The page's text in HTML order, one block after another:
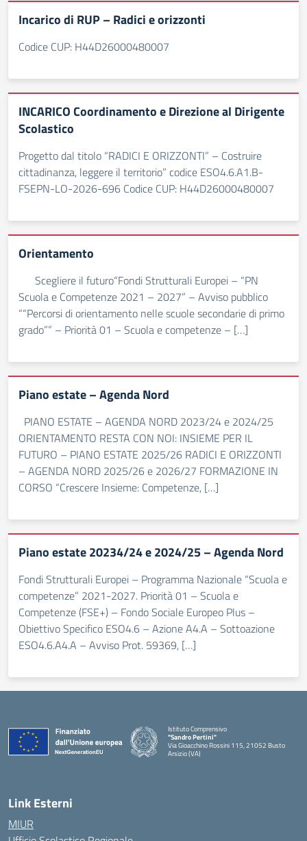
Incarico di RUP – Radici e orizzonti
Codice CUP: H44D26000480007
INCARICO Coordinamento e Direzione al Dirigente
Scolastico
Progetto dal titolo “RADICI E ORIZZONTI” – Costruire
cittadinanza, leggere il territorio” codice ESO4.6.A1.B-
FSEPN-LO-2026-696 Codice CUP: H44D26000480007
Orientamento
Scegliere il futuro“Fondi Strutturali Europei – “PN
Scuola e Competenze 2021 – 2027” – Avviso pubblico
““Percorsi di orientamento nelle scuole secondarie di primo
grado”” – Priorità 01 – Scuola e competenze – […]
Piano estate – Agenda Nord
PIANO ESTATE – AGENDA NORD 2023/24 e 2024/25
ORIENTAMENTO RESTA CON NOI: INSIEME PER IL
FUTURO – PIANO ESTATE 2025/26 RADICI E ORIZZONTI
– AGENDA NORD 2025/26 e 2026/27 FORMAZIONE IN
CORSO “Crescere Insieme: Competenze, […]
Piano estate 20234/24 e 2024/25 – Agenda Nord
Fondi Strutturali Europei – Programma Nazionale “Scuola e
competenze” 2021-2027. Priorità 01 – Scuola e
Competenze (FSE+) – Fondo Sociale Europeo Plus –
Obiettivo Specifico ESO4.6 – Azione A4.A – Sottoazione
ESO4.6.A4.A – Avviso Prot. 59369, […]
Istituto Comprensivo
"Sandro Pertini"
Via Gioacchino Rossini 115, 21052 Busto
Arsizio (VA)
Link Esterni
MIUR